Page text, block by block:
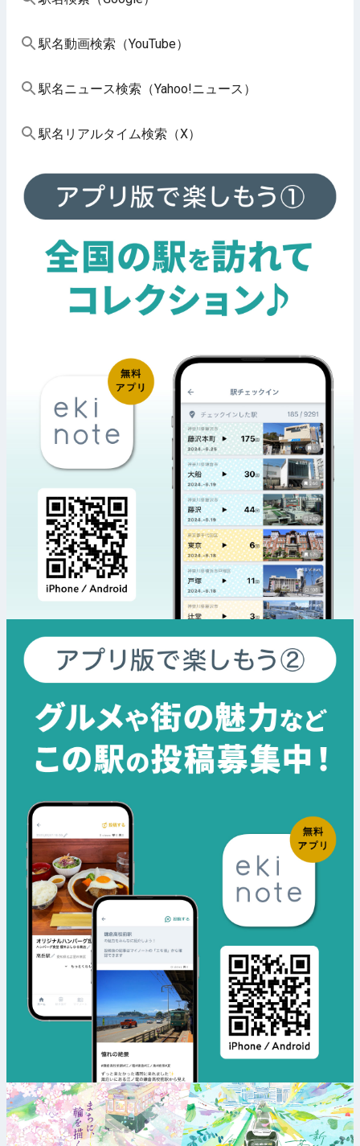
駅名動画検索（YouTube）
駅名ニュース検索（Yahoo!ニュース）
駅名リアルタイム検索（X）